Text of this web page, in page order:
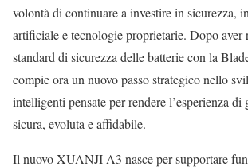
volontà di continuare a investire in sicurezza,
artificiale e tecnologie proprietarie. Dopo
standard di sicurezza delle batterie con la
compie ora un nuovo passo strategico nello
intelligenti pensate per rendere l’esperienza di
sicura, evoluta e affidabile.
Il nuovo XUANJI A3 nasce per supportare